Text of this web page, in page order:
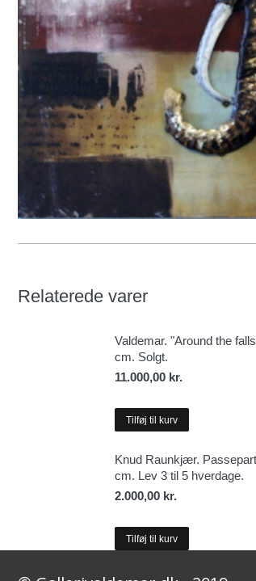
Relaterede varer
Valdemar. "Around the
cm. Solgt.
11.000,00 kr.
Tilføj til kurv
Knud Raunkjær.
cm. Lev 3 til 5 hverdage.
2.000,00 kr.
Tilføj til kurv